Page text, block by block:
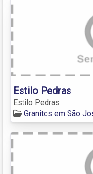
Estilo Pedras
Estilo Pedras
Granitos em São